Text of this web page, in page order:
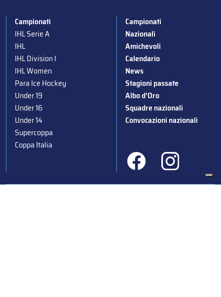
Campionati
IHL Serie A
IHL
IHL Division I
IHL Women
Para Ice Hockey
Under 19
Under 16
Under 14
Supercoppa
Coppa Italia
Campionati
Nazionali
Amichevoli
Calendario
News
Stagioni passate
Albo d’Oro
Squadre nazionali
Convocazioni nazionali